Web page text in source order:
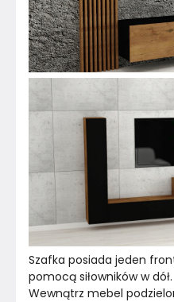
Szafka posiada jeden
pomocą siłowników w dół.
Wewnątrz mebel